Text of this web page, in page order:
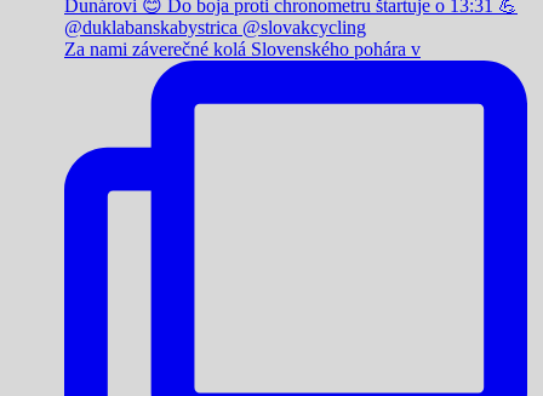
Za nami záverečné kolá Slovenského pohára v